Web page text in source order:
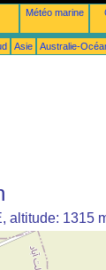
Météo marine
Asie Australie-
altitude: 1315